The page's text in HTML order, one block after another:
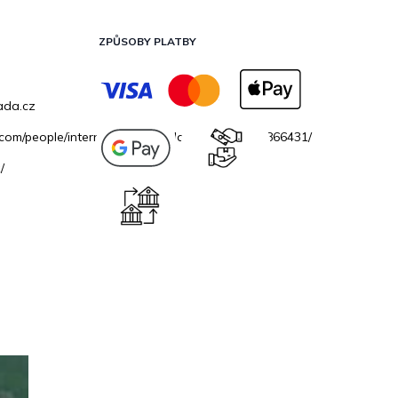
people/internetovazahradacz/100069706866431/
ZPŮSOBY PLATBY